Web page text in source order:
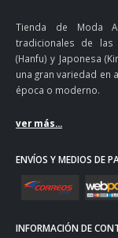
Tienda de Moda
tradicionales de las
(Hanfu) y Japonesa
una gran variedad en
época o moderno.
ver más...
ENVÍOS Y MEDIOS DE
INFORMACIÓN DE